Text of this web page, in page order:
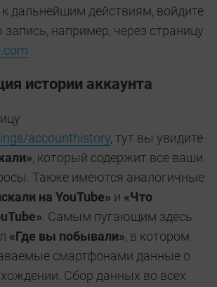
к дальнейшим действиям, войдите
например, через страницу
истории аккаунта
accounthistory, тут вы увидите
, который содержит все ваши
Также имеются аналогичные
на YouTube» и «Что
. Самым пугающим здесь
«Где вы побывали», в котором
смартфонами данные о
Сбор данных во всех